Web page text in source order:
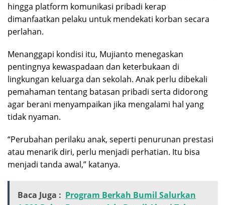
hingga platform komunikasi pribadi kerap
dimanfaatkan pelaku untuk mendekati korban secara
perlahan.
Menanggapi kondisi itu, Mujianto menegaskan
pentingnya kewaspadaan dan keterbukaan di
lingkungan keluarga dan sekolah. Anak perlu dibekali
pemahaman tentang batasan pribadi serta didorong
agar berani menyampaikan jika mengalami hal yang
tidak nyaman.
“Perubahan perilaku anak, seperti penurunan prestasi
atau menarik diri, perlu menjadi perhatian. Itu bisa
menjadi tanda awal,” katanya.
Baca Juga : Program Berkah Bumil Salurkan